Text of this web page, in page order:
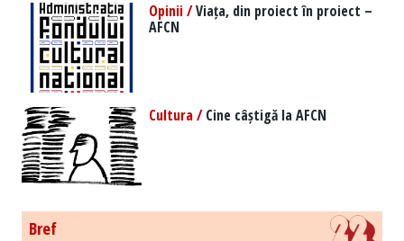
Opinii /Viața, din proiect în proiect –
AFCN
Cultura /Cine câștigă la AFCN
Bref